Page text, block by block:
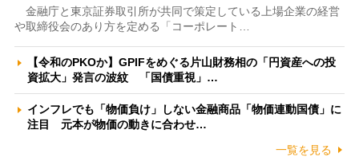
金融庁と東京証券取引所が共同で策定している上場企業の経営
や取締役会のあり方を定める「コーポレート…
【令和のPKOか】GPIFをめぐる片山財務相の「円資産への投
資拡大」発言の波紋 「国債重視」…
インフレでも「物価負け」しない金融商品「物価連動国債」に
注目 元本が物価の動きに合わせ…
一覧を見る